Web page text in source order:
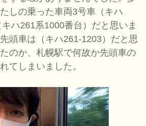
しの乗った車両3号車（キハ
ハ261系1000番台）だと思いま
頭車は（キハ261-1203）だと思
のか、札幌駅で何故か先頭車の
てしまいました。